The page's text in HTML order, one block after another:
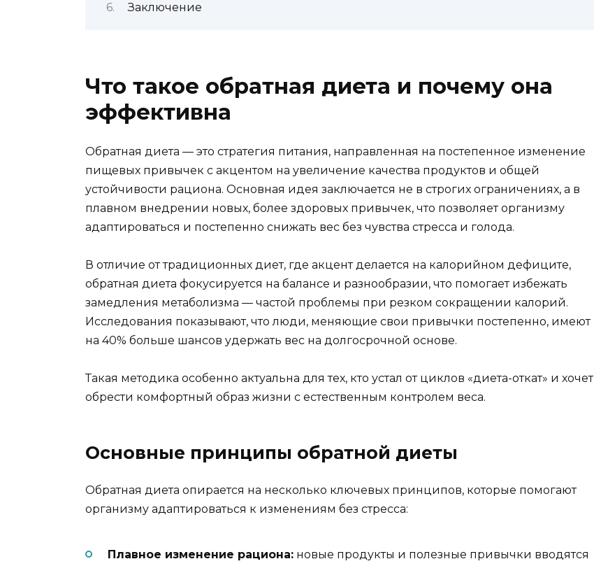
Заключение
Что такое обратная диета и почему она
эффективна
Обратная диета — это стратегия питания, направленная на постепенное изменение
пищевых привычек с акцентом на увеличение качества продуктов и общей
устойчивости рациона. Основная идея заключается не в строгих ограничениях, а в
плавном внедрении новых, более здоровых привычек, что позволяет организму
адаптироваться и постепенно снижать вес без чувства стресса и голода.
В отличие от традиционных диет, где акцент делается на калорийном дефиците,
обратная диета фокусируется на балансе и разнообразии, что помогает избежать
замедления метаболизма — частой проблемы при резком сокращении калорий.
Исследования показывают, что люди, меняющие свои привычки постепенно, имеют
на 40% больше шансов удержать вес на долгосрочной основе.
Такая методика особенно актуальна для тех, кто устал от циклов «диета-откат» и хочет
обрести комфортный образ жизни с естественным контролем веса.
Основные принципы обратной диеты
Обратная диета опирается на несколько ключевых принципов, которые помогают
организму адаптироваться к изменениям без стресса:
Плавное изменение рациона: новые продукты и полезные привычки вводятся